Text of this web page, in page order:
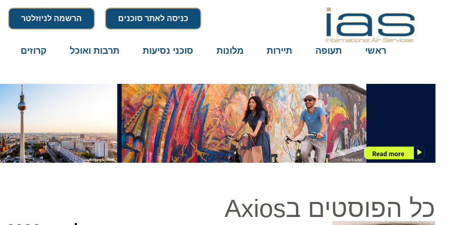
כניסה לאתר סוכנים הרשמה לניוזלטר
ראשי תעופה תיירות מלונות סוכני נסיעות תרבות ואוכל קרוזים
כל הפוסטים בAxios